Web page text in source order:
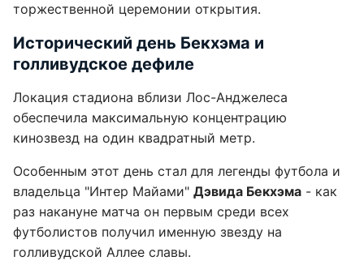
торжественной церемонии открытия.
Исторический день Бекхэма и
голливудское дефиле
Локация стадиона вблизи Лос-Анджелеса
обеспечила максимальную концентрацию
кинозвезд на один квадратный метр.
Особенным этот день стал для легенды футбола и
владельца "Интер Майами" Дэвида Бекхэма - как
раз накануне матча он первым среди всех
футболистов получил именную звезду на
голливудской Аллее славы.